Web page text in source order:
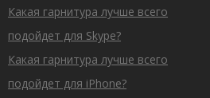
Какая гарнитура лучше всего
подойдет для Skype?
Какая гарнитура лучше всего
подойдет для iPhone?